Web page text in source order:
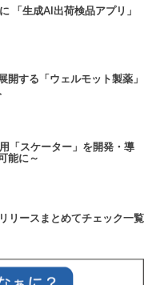
「生成AI出荷検品アプリ」
開する「ウェルモット製薬」
「スケーター」を開発・導
能に～
リースまとめてチェック一覧